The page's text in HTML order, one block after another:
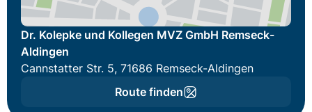
Dr. Kolepke und Kollegen MVZ GmbH Remseck-
Aldingen
Cannstatter Str. 5, 71686 Remseck-Aldingen
Route finden